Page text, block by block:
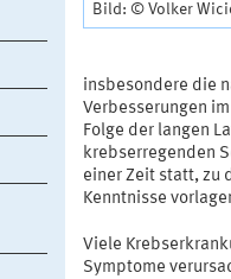
Bild: © Volker
insbesondere die
Verbesserungen
Folge der langen
krebserregenden
einer Zeit statt, zu
Kenntnisse
Viele
Symptome